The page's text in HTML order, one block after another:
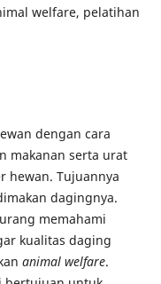
welfare, pelatihan
dengan cara
makanan serta urat
hewan. Tujuannya
dagingnya.
memahami
kualitas daging
animal welfare.